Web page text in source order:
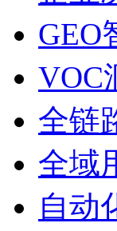
GEO
VOC
全链
全域
自动